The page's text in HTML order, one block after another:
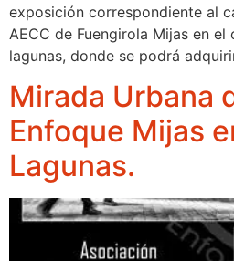
exposición correspondiente al
AECC de Fuengirola Mijas en
lagunas, donde se podrá
Mirada Urbana
Enfoque Mijas
Lagunas.